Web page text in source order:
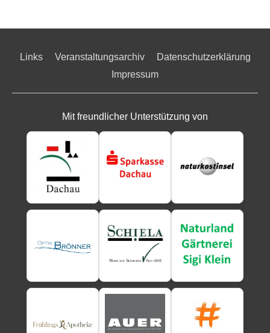
Links Veranstaltungsarchiv
Datenschutzerklärung
Impressum
Mit freundlicher Unterstützung von